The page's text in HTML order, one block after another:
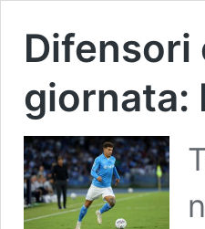
Difensori
giornata: